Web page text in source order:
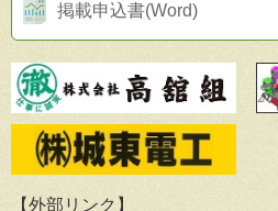
掲載申込書(Word)
【外部リンク】